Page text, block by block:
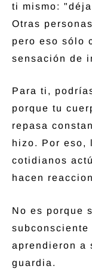
ti mismo:
Otras
pero eso sólo
sensación de
Para ti,
porque tu
repasa
hizo. Por eso,
cotidianos
hacen
No es porque
aprendieron a
guardia.